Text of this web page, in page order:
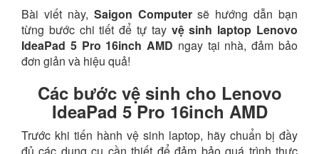
Bài viết này, Saigon Computersẽ hướng dẫn bạn
từng bước chi tiết để tự tay vệ sinh laptop Lenovo
IdeaPad 5 Pro 16inch AMD ngay tại nhà, đảm bảo
đơn giản và hiệu quả!
Các bước vệ sinh cho Lenovo
IdeaPad 5 Pro 16inch AMD
Trước khi tiến hành vệ sinh laptop, hãy chuẩn bị đầy